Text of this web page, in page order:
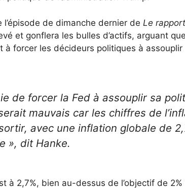
de dimanche dernier de Le
et gonflera les bulles d’actifs, arguant
forcer les décideurs politiques à assouplir
de forcer la Fed à assouplir sa
mauvais car les chiffres de
avec une inflation globale de
», dit Hanke.
à 2,7%, bien au-dessus de l’objectif de 2%